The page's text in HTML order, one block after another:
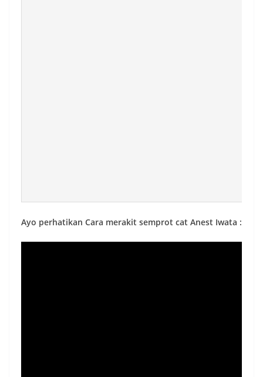
Ayo perhatikan Cara merakit semprot cat Anest Iwata :